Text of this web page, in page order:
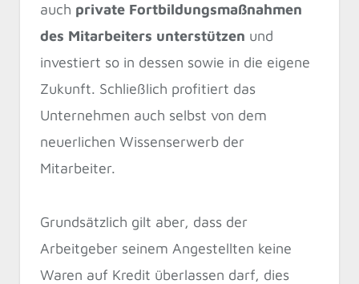
auch private Fortbildungsmaßnahmen
des Mitarbeiters unterstützen und
investiert so in dessen sowie in die eigene
Zukunft. Schließlich profitiert das
Unternehmen auch selbst von dem
neuerlichen Wissenserwerb der
Mitarbeiter.
Grundsätzlich gilt aber, dass der
Arbeitgeber seinem Angestellten keine
Waren auf Kredit überlassen darf, dies